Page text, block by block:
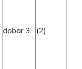
dobar 3 (2)